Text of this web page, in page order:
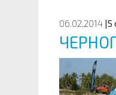
06.02.2014 |5